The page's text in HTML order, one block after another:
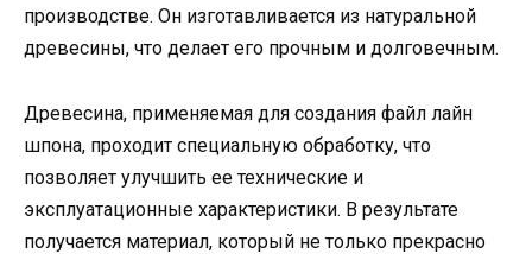
производстве. Он изготавливается из натуральной
древесины, что делает его прочным и долговечным.
Древесина, применяемая для создания файл лайн
шпона, проходит специальную обработку, что
позволяет улучшить ее технические и
эксплуатационные характеристики. В результате
получается материал, который не только прекрасно